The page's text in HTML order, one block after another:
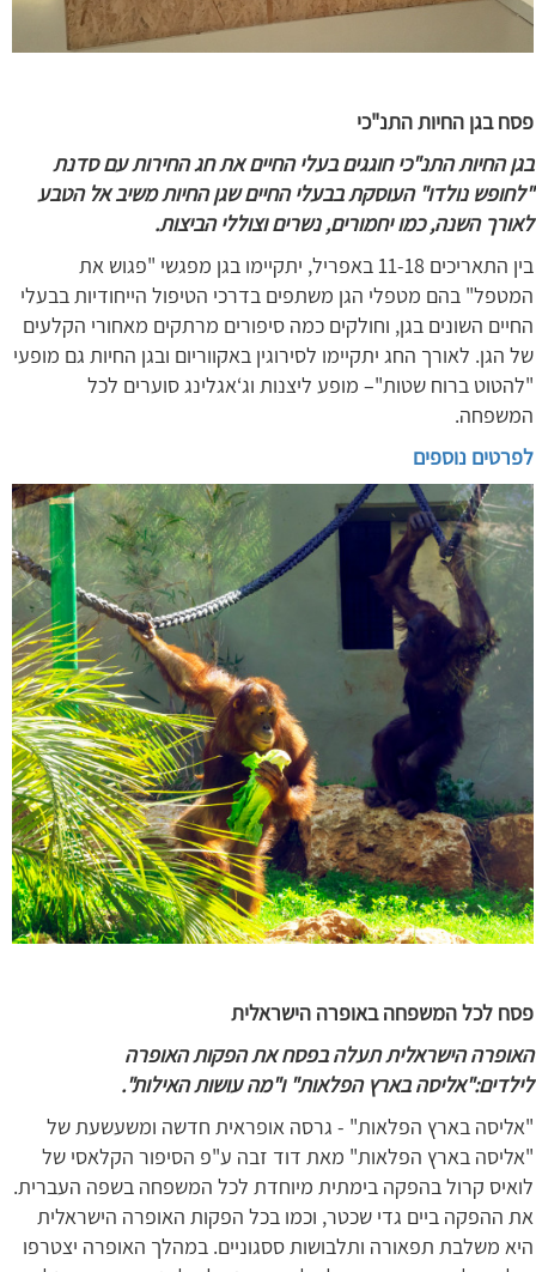
פסח בגן החיות התנ"כי
בגן החיות התנ"כי חוגגים בעלי החיים את חג החירות עם סדנת
"לחופש נולדו" העוסקת בבעלי החיים שגן החיות משיב אל הטבע
לאורך השנה, כמו יחמורים, נשרים וצוללי הביצות.
בין התאריכים 11-18 באפריל, יתקיימו בגן מפגשי "פגוש את
המטפל" בהם מטפלי הגן משתפים בדרכי הטיפול הייחודיות בבעלי
החיים השונים בגן, וחולקים כמה סיפורים מרתקים מאחורי הקלעים
של הגן. לאורך החג יתקיימו לסירוגין באקווריום ובגן החיות גם מופעי
"להטוט ברוח שטות"– מופע ליצנות וג‘אגלינג סוערים לכל
המשפחה.
לפרטים נוספים
פסח לכל המשפחה באופרה הישראלית
האופרה הישראלית תעלה בפסח את הפקות האופרה
לילדים:"אליסה בארץ הפלאות" ו"מה עושות האילות".
"אליסה בארץ הפלאות" - גרסה אופראית חדשה ומשעשעת של
"אליסה בארץ הפלאות" מאת דוד זבה ע"פ הסיפור הקלאסי של
לואיס קרול בהפקה בימתית מיוחדת לכל המשפחה בשפה העברית.
את ההפקה ביים גדי שכטר, וכמו בכל הפקות האופרה הישראלית
היא משלבת תפאורה ותלבושות ססגוניים. במהלך האופרה יצטרפו